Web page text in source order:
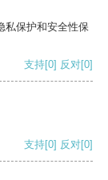
私保护和安全性保
支持[0] 反对[0]
支持[0] 反对[0]